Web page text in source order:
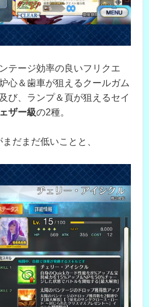
テージ効率の良いフリクエ
心＆歯車が狙えるクールガム
及び、ランプ＆頁が狙えるセイ
ザー級の2種。
だまだ低いことと、